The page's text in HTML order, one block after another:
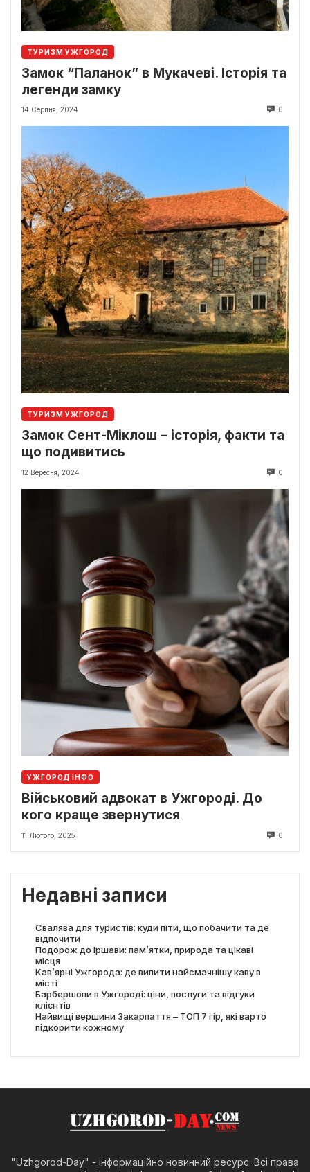
ТУРИЗМ УЖГОРОД
Замок “Паланок” в Мукачеві. Історія та
легенди замку
14 Серпня, 2024 0
ТУРИЗМ УЖГОРОД
Замок Сент-Міклош – історія, факти та
що подивитись
12 Вересня, 2024 0
УЖГОРОД ІНФО
Військовий адвокат в Ужгороді. До
кого краще звернутися
11 Лютого, 2025 0
Недавні записи
Свалява для туристів: куди піти, що побачити та де
відпочити
Подорож до Іршави: пам’ятки, природа та цікаві
місця
Кав’ярні Ужгорода: де випити найсмачнішу каву в
місті
Барбершопи в Ужгороді: ціни, послуги та відгуки
клієнтів
Найвищі вершини Закарпаття – ТОП 7 гір, які варто
підкорити кожному
"Uzhgorod-Day" - інформаційно новинний ресурс. Всі права